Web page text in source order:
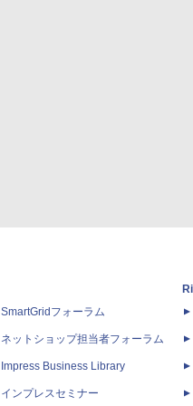
SmartGridフォーラム
ネットショップ担当者フォーラム
Impress Business Library
インプレスセミナー